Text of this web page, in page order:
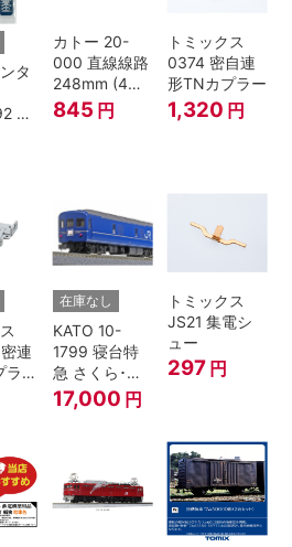
タ
ク
須
パ
カトー 20-
000 直線線路
248mm (4本
入) Nゲージ
845 円
トミックス
0374 密自連
形TNカプラー
1,320 円
連
ー
)
在庫なし
KATO 10-
1799 寝台特
急 さくら･は
やぶさ/富士
24系 9両セッ
17,000 円
トミックス
JS21 集電シ
ュー
297 円